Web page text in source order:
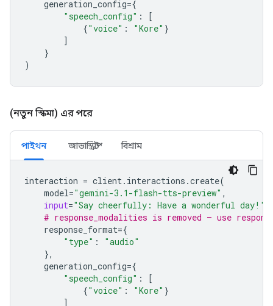
generation_config={
"speech_config" :
[
{"voice" : "Kore" }
]
}
)
(নতুন স্কিমা) এর পরে
পাইথন জাভাস্ক্রিপ্ট বিশ্রাম
interaction = client. interactions .create(
model="gemini-3.1-flash-tts-preview" ,
input="Say cheerfully: Have a wonderful day!"
# response_modalities is removed — use
response_format={
"type" :
"audio"
},
generation_config={
"speech_config" :
[
{"voice" : "Kore" }
]